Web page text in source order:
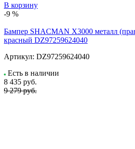
В корзину
-9 %
Бампер SHACMAN X3000 металл
красный DZ97259624040
Артикул: DZ97259624040
Есть в наличии
8 435 руб.
9 279 руб.